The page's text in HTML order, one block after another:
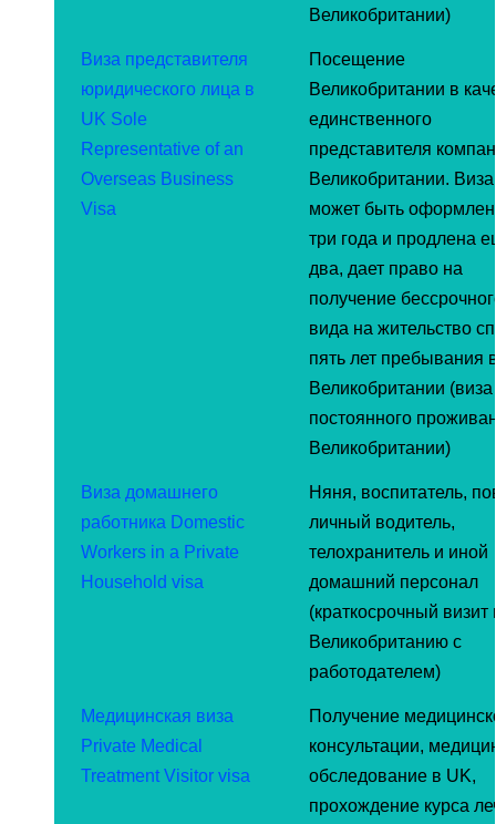
Великобритании)
Виза представителя
юридического лица в
UK Sole
Representative of an
Overseas Business
Visa
Посещение
Великобритании в
единственного
представителя
Великобритании. Виза
может быть
три года и продлена
два, дает право на
получение
вида на жительство
пять лет пребывания
Великобритании
постоянного
Великобритании)
Виза домашнего
работника Domestic
Workers in a Private
Household visa
Няня, воспитатель,
личный водитель,
телохранитель и иной
домашний персонал
(краткосрочный визит
Великобританию с
работодателем)
Медицинская виза
Private Medical
Treatment Visitor visa
Получение
консультации,
обследование в UK,
прохождение курса